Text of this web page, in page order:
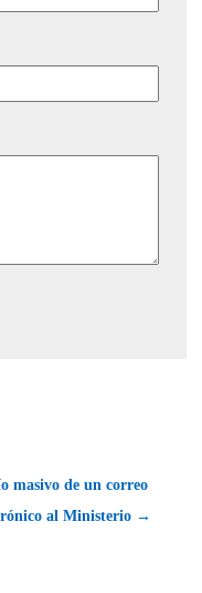
masivo de un correo
al Ministerio →